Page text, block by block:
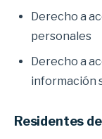
Derecho a
personales
Derecho a
información
Residentes